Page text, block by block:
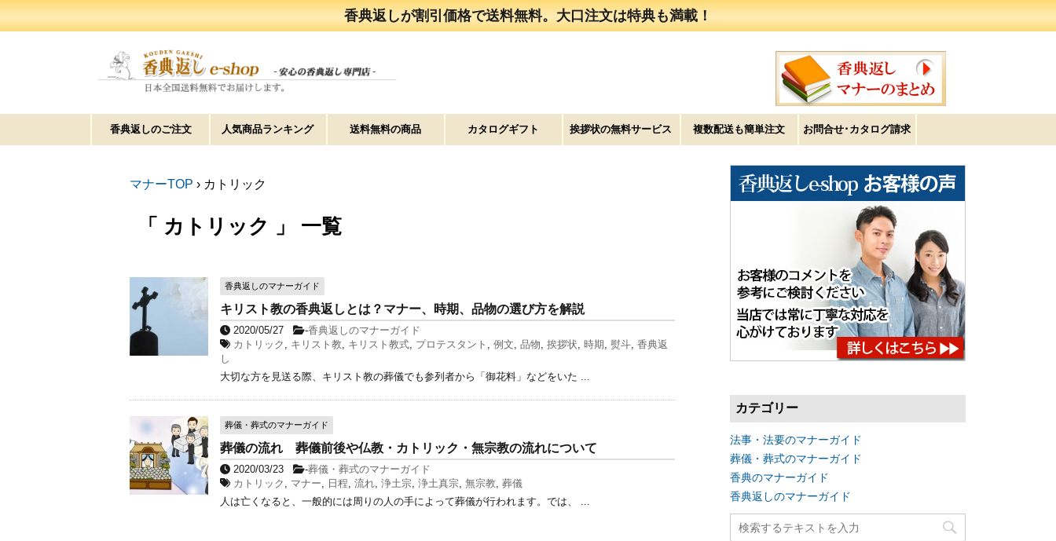
香典返しが割引価格で送料無料。大口注文は特典も満載！
香典返しのご注文 人気商品ランキング 送料無料の商品 カタログギフト 挨拶状の無料サービス 複数配送も簡単注文 お問合せ･カタログ請求
マナーTOP › カトリック
「 カトリック 」 一覧
香典返しのマナーガイド
キリスト教の香典返しとは？マナー、時期、品物の選び方を解説
2020/05/27 -香典返しのマナーガイド
カトリック , キリスト教, キリスト教式, プロテスタント , 例文, 品物, 挨拶状, 時期, 熨斗, 香典返
し
大切な方を見送る際、キリスト教の葬儀でも参列者から「御花料」などをいた ...
葬儀・葬式のマナーガイド
葬儀の流れ 葬儀前後や仏教・カトリック・無宗教の流れについて
2020/03/23 -葬儀・葬式のマナーガイド
カトリック , マナー, 日程, 流れ, 浄土宗, 浄土真宗, 無宗教, 葬儀
人は亡くなると、一般的には周りの人の手によって葬儀が行われます。では、 ...
カテゴリー
法事・法要のマナーガイド
葬儀・葬式のマナーガイド
香典のマナーガイド
香典返しのマナーガイド